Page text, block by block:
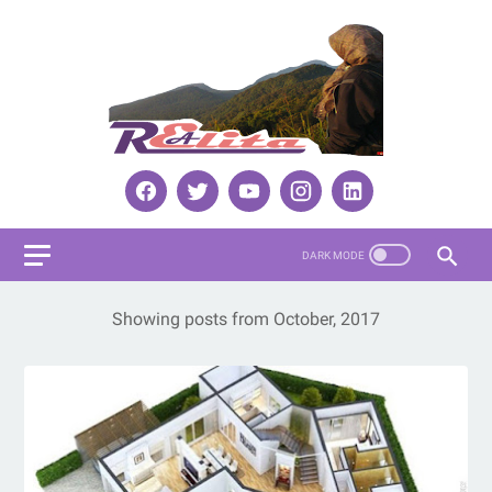
Showing posts from October, 2017